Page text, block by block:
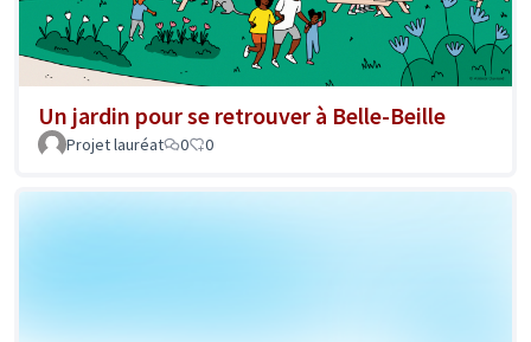
Un jardin pour se retrouver à Belle-Beille
Projet lauréat 0 0